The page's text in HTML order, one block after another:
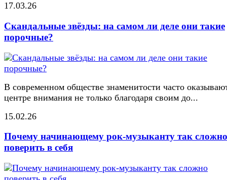
17.03.26
Скандальные звёзды: на самом ли деле они такие
порочные?
В современном обществе знаменитости часто
центре внимания не только благодаря своим до...
15.02.26
Почему начинающему рок-музыканту так сложно
поверить в себя